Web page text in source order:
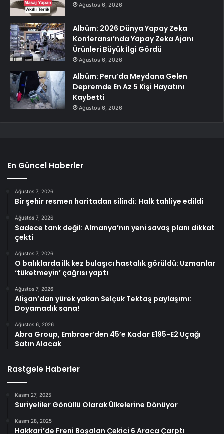
Ağustos 6, 2026
Albüm: 2026 Dünya Yapay Zeka
Konferansı’nda Yapay Zeka Ajanı
Ürünleri Büyük İlgi Gördü
Ağustos 6, 2026
Albüm: Peru’da Meydana Gelen
Depremde En Az 5 Kişi Hayatını
Kaybetti
Ağustos 6, 2026
En Güncel Haberler
Ağustos 7, 2026
Bir şehir resmen haritadan silindi: Halk tahliye edildi
Ağustos 7, 2026
Sadece tank değil: Almanya’nın yeni savaş planı dikkat
çekti
Ağustos 7, 2026
O balıklarda ilk kez bulaşıcı hastalık görüldü: Uzmanlar
‘tüketmeyin’ çağrısı yaptı
Ağustos 7, 2026
Alişan’dan yürek yakan Selçuk Tektaş paylaşımı:
Doyamadık sana!
Ağustos 6, 2026
Abra Group, Embraer’den 45’e Kadar E195-E2 Uçağı
Satın Alacak
Rastgele Haberler
Kasım 27, 2025
Suriyeliler Gönüllü Olarak Ülkelerine Dönüyor
Kasım 28, 2025
Hakkari’de Freni Boşalan Çekici 6 Araca Çarptı